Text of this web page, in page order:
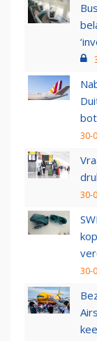
bot
30-
30-
30-